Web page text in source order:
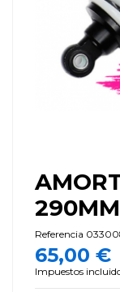
290MM
Referencia
65,00 €
Impuestos